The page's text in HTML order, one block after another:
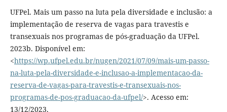
UFPel. Mais um passo na luta pela diversidade e inclusão: a
implementação de reserva de vagas para travestis e
transexuais nos programas de pós-graduação da UFPel.
2023b. Disponível em:
<https://wp.ufpel.edu.br/nugen/2021/07/09/mais-um-passo-
na-luta-pela-diversidade-e-inclusao-a-implementacao-da-
reserva-de-vagas-para-travestis-e-transexuais-nos-
programas-de-pos-graduacao-da-ufpel/>. Acesso em:
13/12/2023.